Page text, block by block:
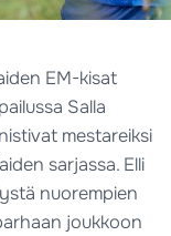
EM-kisat
Salla
mestareiksi
sarjassa. Elli
nuorempien
joukkoon